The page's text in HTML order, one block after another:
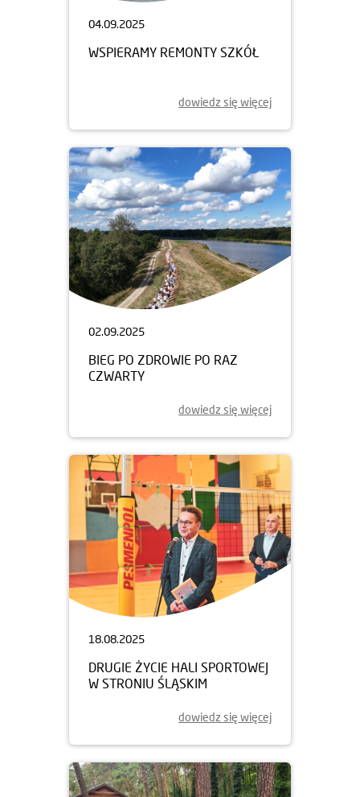
04.09.2025
WSPIERAMY REMONTY SZKÓŁ
dowiedz się więcej
02.09.2025
BIEG PO ZDROWIE PO RAZ
CZWARTY
dowiedz się więcej
18.08.2025
DRUGIE ŻYCIE HALI SPORTOWEJ
W STRONIU ŚLĄSKIM
dowiedz się więcej